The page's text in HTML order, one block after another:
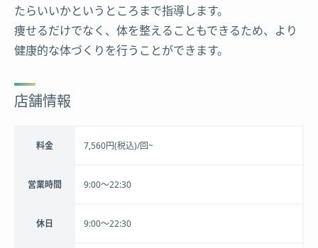
たらいいかというところまで指導します。
痩せるだけでなく、体を整えることもできるため、より
健康的な体づくりを行うことができます。
店舗情報
料金 7,560円(税込)/回~
営業時間 9:00〜22:30
休日 9:00〜22:30